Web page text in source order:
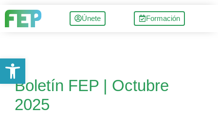
Únete Formación
Boletín FEP | Octubre
2025
Abrir barra de herramientas